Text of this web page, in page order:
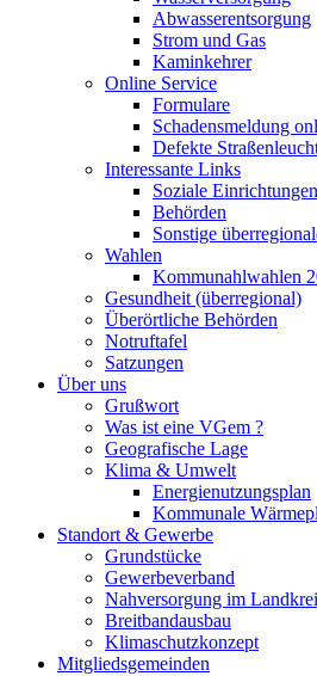
Abwasserentsorgung
Strom und Gas
Kaminkehrer
Online Service
Formulare
Schadensmeldung
Defekte
Interessante Links
Soziale Einrichtungen
Behörden
Sonstige
Wahlen
Kommunahlwahlen
Gesundheit (überregional)
Überörtliche Behörden
Notruftafel
Satzungen
Über uns
Grußwort
Was ist eine VGem ?
Geografische Lage
Klima & Umwelt
Energienutzungsplan
Kommunale
Standort & Gewerbe
Grundstücke
Gewerbeverband
Nahversorgung im
Breitbandausbau
Klimaschutzkonzept
Mitgliedsgemeinden